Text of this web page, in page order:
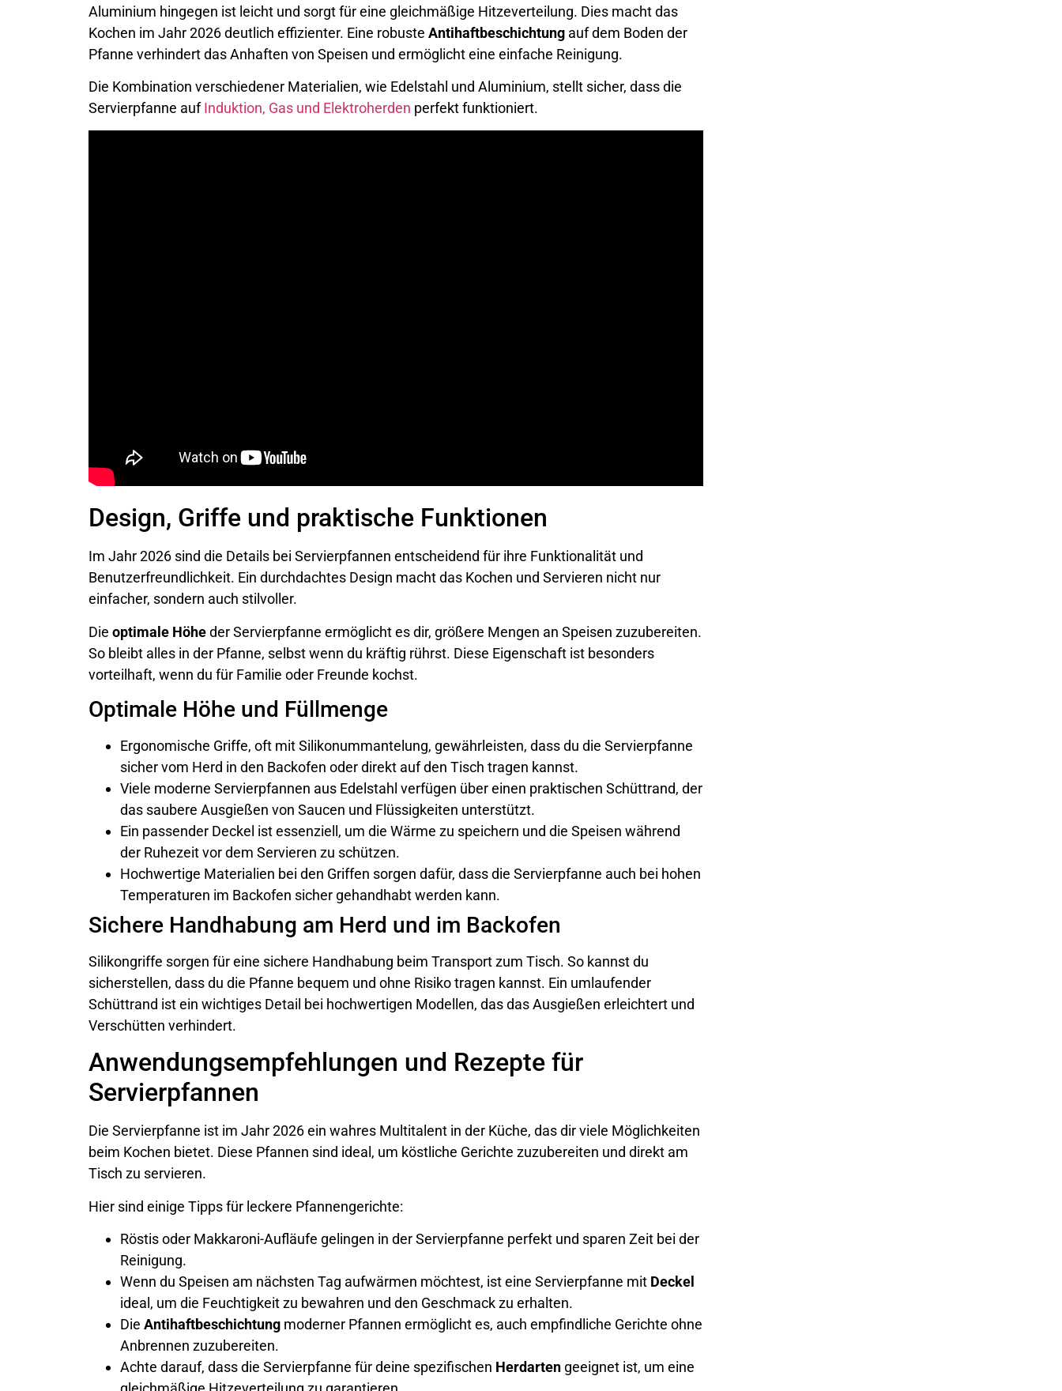
Aluminium hingegen ist leicht und sorgt für eine gleichmäßige Hitzeverteilung. Dies macht das
Kochen im Jahr 2026 deutlich effizienter. Eine robuste Antihaftbeschichtung auf dem Boden der
Pfanne verhindert das Anhaften von Speisen und ermöglicht eine einfache Reinigung.
Die Kombination verschiedener Materialien, wie Edelstahl und Aluminium, stellt sicher, dass die
Servierpfanne aufInduktion, Gas und Elektroherden perfekt funktioniert.
Design, Griffe und praktische Funktionen
Im Jahr 2026 sind die Details bei Servierpfannen entscheidend für ihre Funktionalität und
Benutzerfreundlichkeit. Ein durchdachtes Design macht das Kochen und Servieren nicht nur
einfacher, sondern auch stilvoller.
Die optimale Höheder Servierpfanne ermöglicht es dir, größere Mengen an Speisen zuzubereiten.
So bleibt alles in der Pfanne, selbst wenn du kräftig rührst. Diese Eigenschaft ist besonders
vorteilhaft, wenn du für Familie oder Freunde kochst.
Optimale Höhe und Füllmenge
Ergonomische Griffe, oft mit Silikonummantelung, gewährleisten, dass du die Servierpfanne
sicher vom Herd in den Backofen oder direkt auf den Tisch tragen kannst.
Viele moderne Servierpfannen aus Edelstahl verfügen über einen praktischen Schüttrand, der
das saubere Ausgießen von Saucen und Flüssigkeiten unterstützt.
Ein passender Deckel ist essenziell, um die Wärme zu speichern und die Speisen während
der Ruhezeit vor dem Servieren zu schützen.
Hochwertige Materialien bei den Griffen sorgen dafür, dass die Servierpfanne auch bei hohen
Temperaturen im Backofen sicher gehandhabt werden kann.
Sichere Handhabung am Herd und im Backofen
Silikongriffe sorgen für eine sichere Handhabung beim Transport zum Tisch. So kannst du
sicherstellen, dass du die Pfanne bequem und ohne Risiko tragen kannst. Ein umlaufender
Schüttrand ist ein wichtiges Detail bei hochwertigen Modellen, das das Ausgießen erleichtert und
Verschütten verhindert.
Anwendungsempfehlungen und Rezepte für
Servierpfannen
Die Servierpfanne ist im Jahr 2026 ein wahres Multitalent in der Küche, das dir viele Möglichkeiten
beim Kochen bietet. Diese Pfannen sind ideal, um köstliche Gerichte zuzubereiten und direkt am
Tisch zu servieren.
Hier sind einige Tipps für leckere Pfannengerichte:
Röstis oder Makkaroni-Aufläufe gelingen in der Servierpfanne perfekt und sparen Zeit bei der
Reinigung.
Wenn du Speisen am nächsten Tag aufwärmen möchtest, ist eine Servierpfanne mit Deckel
ideal, um die Feuchtigkeit zu bewahren und den Geschmack zu erhalten.
Die Antihaftbeschichtung moderner Pfannen ermöglicht es, auch empfindliche Gerichte ohne
Anbrennen zuzubereiten.
Achte darauf, dass die Servierpfanne für deine spezifischen Herdarten geeignet ist, um eine